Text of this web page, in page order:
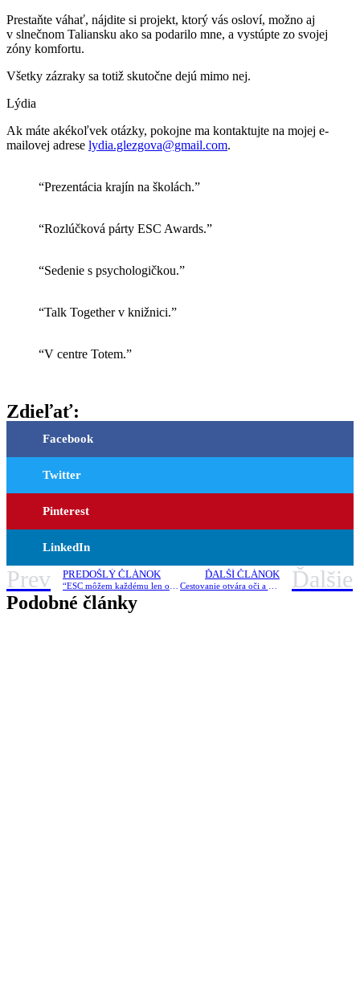
Prestaňte váhať, nájdite si projekt, ktorý vás osloví, možno aj
v slnečnom Taliansku ako sa podarilo mne, a vystúpte zo svojej
zóny komfortu.
Všetky zázraky sa totiž skutočne dejú mimo nej.
Lýdia
Ak máte akékoľvek otázky, pokojne ma kontaktujte na mojej e-
mailovej adrese lydia.glezgova@gmail.com.
“Prezentácia krajín na školách.”
“Rozlúčková párty ESC Awards.”
“Sedenie s psychologičkou.”
“Talk Together v knižnici.”
“V centre Totem.”
Zdieľať:
Facebook
Twitter
Pinterest
LinkedIn
Prev PREDOŠLÝ ČLÁNOK ĎALŠÍ ČLÁNOK Ďalšie
Podobné články